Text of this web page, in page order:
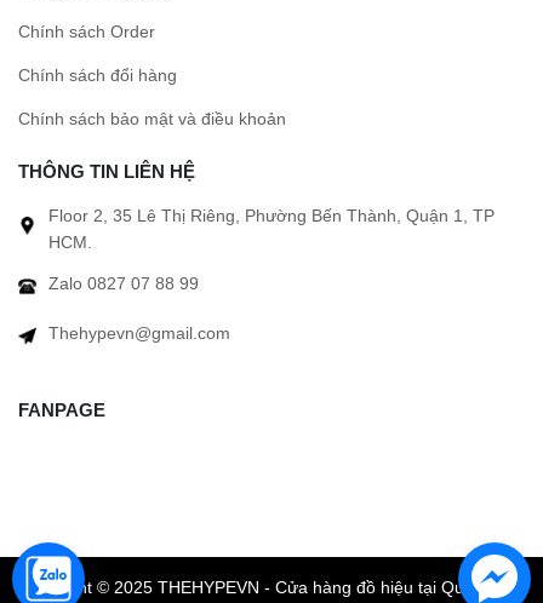
Chính sách Order
Chính sách đổi hàng
Chính sách bảo mật và điều khoản
THÔNG TIN LIÊN HỆ
Floor 2, 35 Lê Thị Riêng, Phường Bến Thành, Quận 1, TP
HCM.
Zalo 0827 07 88 99
Thehypevn@gmail.com
FANPAGE
Copyright © 2025 THEHYPEVN - Cửa hàng đồ hiệu tại Quận 1 TP